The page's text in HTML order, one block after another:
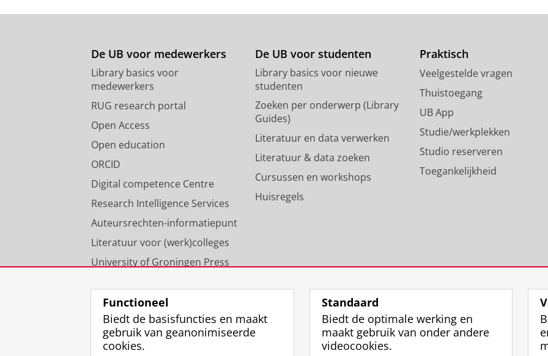
s
d
n
p
o
f
i
e
l
n
v
r
s
s
g
r
a
m
c
c
o
u
s
n
v
e
De UB voor medewerkers
Library basics voor
medewerkers
RUG research portal
Open Access
Open education
ORCID
Digital competence Centre
Research Intelligence Services
Auteursrechten-informatiepunt
Literatuur voor (werk)colleges
University of Groningen Press
De UB voor studenten
Library basics voor nieuwe
studenten
Zoeken per onderwerp (Library
Guides)
Literatuur en data verwerken
Literatuur & data zoeken
Cursussen en workshops
Huisregels
Praktisch
Veelgestelde vragen
Thuistoegang
UB App
Studie/werkplekken
Studio reserveren
Toegankelijkheid
Functioneel
Biedt de basisfuncties en maakt
gebruik van geanonimiseerde
cookies.
Standaard
Biedt de optimale werking en
maakt gebruik van onder andere
videocookies.